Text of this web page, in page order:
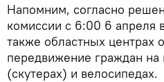
Напомним, согласно
комиссии с 6:00 6 апреля
также областных центрах
передвижение граждан на
(скутерах) и велосипедах.